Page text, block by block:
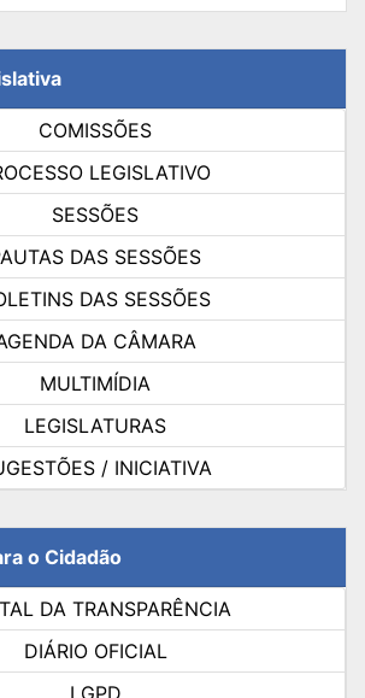
COMISSÕES
LEGISLATIVO
SESSÕES
DAS SESSÕES
DAS SESSÕES
DA CÂMARA
MULTIMÍDIA
LEGISLATURAS
/ INICIATIVA
o Cidadão
DA TRANSPARÊNCIA
DIÁRIO OFICIAL